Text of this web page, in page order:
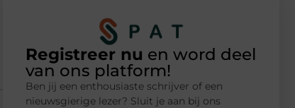
Registreer nu en word deel
van ons platform!
Ben jij een enthousiaste schrijver of een
nieuwsgierige lezer? Sluit je aan bij ons